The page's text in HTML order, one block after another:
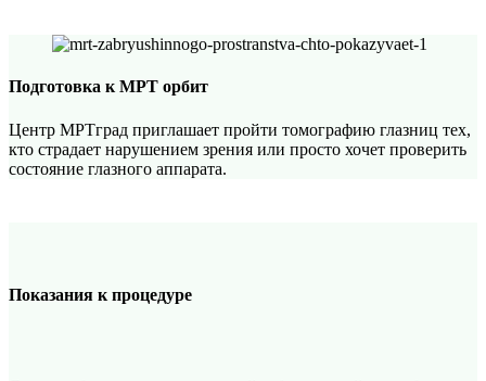
Подготовка к МРТ орбит
Центр МРТград приглашает пройти томографию глазниц тех,
кто страдает нарушением зрения или просто хочет проверить
состояние глазного аппарата.
Показания к процедуре